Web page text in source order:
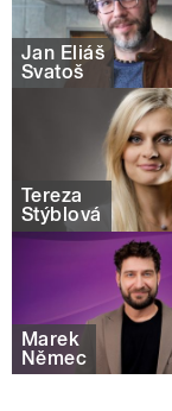
Jan Eliáš
Svatoš
Tereza
Stýblová
Marek
Němec